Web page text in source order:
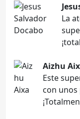
La
Aizhu
Este
con